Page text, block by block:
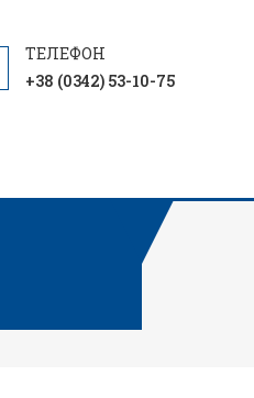
+38 (0342) 53-10-75